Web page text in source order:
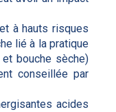
à hauts risques
lié à la pratique
bouche sèche)
conseillée par
acides